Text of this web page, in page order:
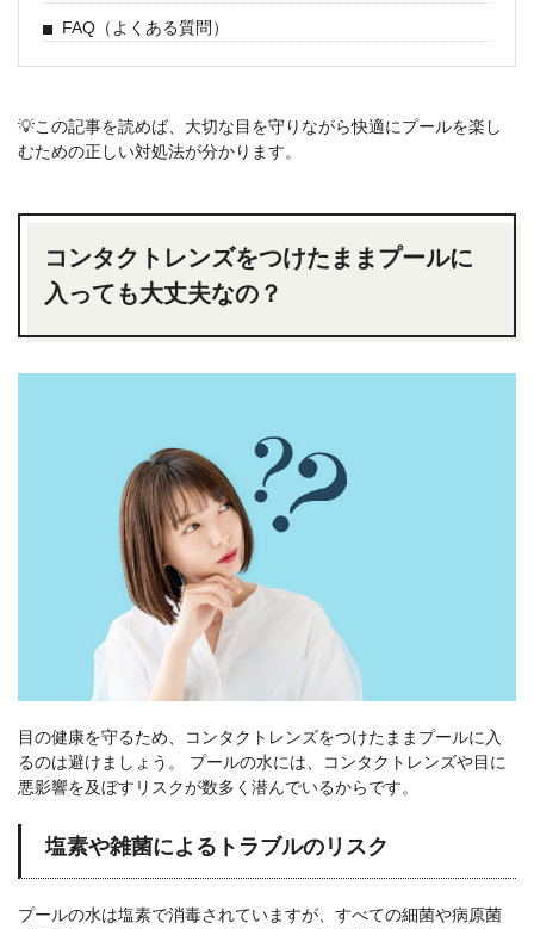
FAQ（よくある質問）
💡この記事を読めば、大切な目を守りながら快適にプールを楽し
むための正しい対処法が分かります。
コンタクトレンズをつけたままプールに
入っても大丈夫なの？
目の健康を守るため、コンタクトレンズをつけたままプールに入
るのは避けましょう。 プールの水には、コンタクトレンズや目に
悪影響を及ぼすリスクが数多く潜んでいるからです。
塩素や雑菌によるトラブルのリスク
プールの水は塩素で消毒されていますが、すべての細菌や病原菌